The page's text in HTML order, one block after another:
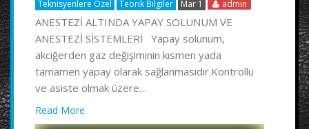
Teknisyenlere Özel Teorik Bilgiler Mar 1 admin
ANESTEZİ ALTINDA YAPAY SOLUNUM VE
ANESTEZİ SİSTEMLERİ Yapay solunum,
akciğerden gaz değişiminin kısmen yada
tamamen yapay olarak sağlanmasıdır.Kontrollü
ve asiste olmak üzere…
Read More